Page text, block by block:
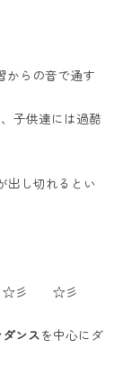
らの音で通す
子供達には過酷
し切れるとい
彡 ☆彡
ンスを中心にダ